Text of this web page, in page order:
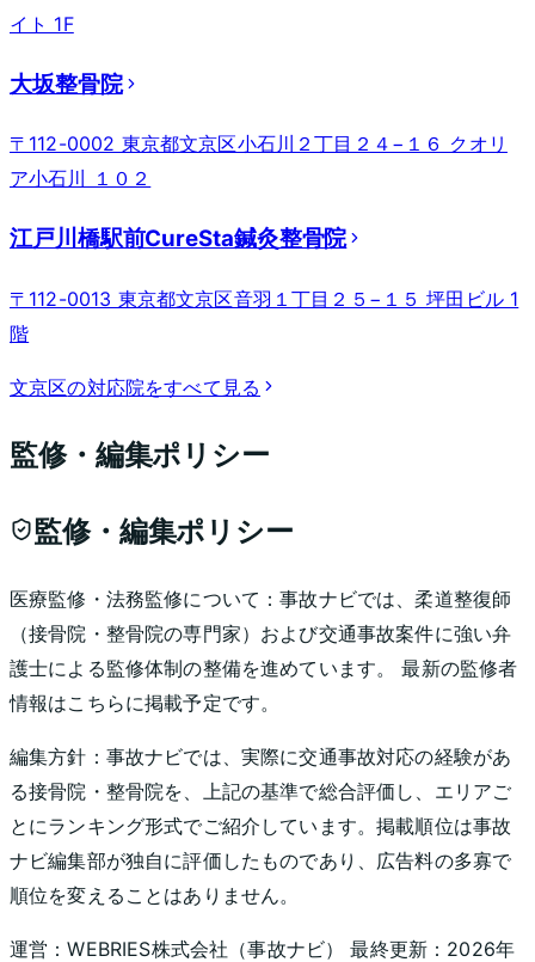
イト 1F
大坂整骨院
〒112-0002 東京都文京区小石川２丁目２４−１６ クオリ
ア小石川 １０２
江戸川橋駅前CureSta鍼灸整骨院
〒112-0013 東京都文京区音羽１丁目２５−１５ 坪田ビル 1
階
文京区の対応院をすべて見る
監修・編集ポリシー
監修・編集ポリシー
医療監修・法務監修について：事故ナビでは、柔道整復師
（接骨院・整骨院の専門家）および交通事故案件に強い弁
護士による監修体制の整備を進めています。 最新の監修者
情報はこちらに掲載予定です。
編集方針： 事故ナビでは、実際に交通事故対応の経験があ
る接骨院・整骨院を、上記の基準で総合評価し、エリアご
とにランキング形式でご紹介しています。掲載順位は事故
ナビ編集部が独自に評価したものであり、広告料の多寡で
順位を変えることはありません。
運営：WEBRIES株式会社 （事故ナビ） 最終更新： 2026年